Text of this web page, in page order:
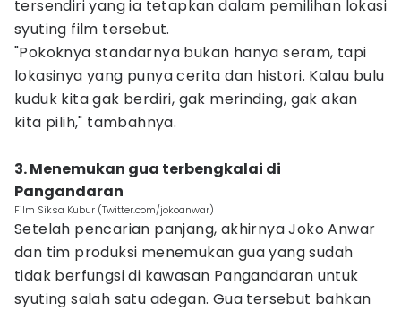
tersendiri yang ia tetapkan dalam pemilihan lokasi
syuting film tersebut.
"Pokoknya standarnya bukan hanya seram, tapi
lokasinya yang punya cerita dan histori. Kalau bulu
kuduk kita gak berdiri, gak merinding, gak akan
kita pilih," tambahnya.
3. ⁠Menemukan gua terbengkalai di
Pangandaran
Film Siksa Kubur (Twitter.com/jokoanwar)
Setelah pencarian panjang, akhirnya Joko Anwar
dan tim produksi menemukan gua yang sudah
tidak berfungsi di kawasan Pangandaran untuk
syuting salah satu adegan. Gua tersebut bahkan